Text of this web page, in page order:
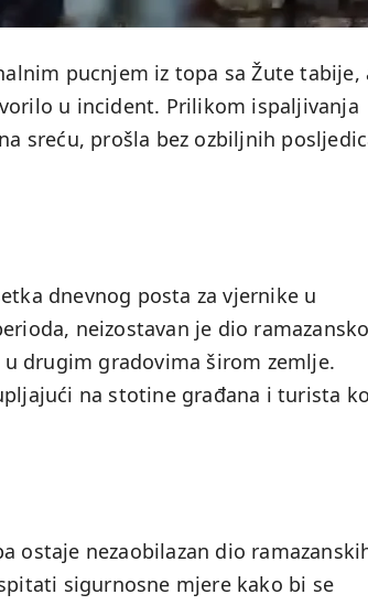
pucnjem iz topa sa Žute tabije,
u incident. Prilikom ispaljivanja
sreću, prošla bez ozbiljnih
dnevnog posta za vjernike u
neizostavan je dio
drugim gradovima širom zemlje.
na stotine građana i turista
ostaje nezaobilazan dio
sigurnosne mjere kako bi se